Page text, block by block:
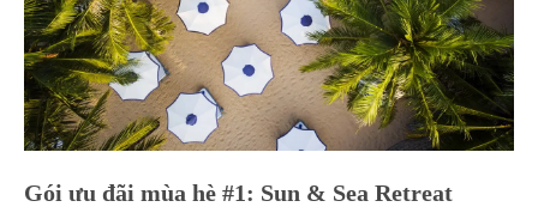
Gói ưu đãi mùa hè #1: Sun & Sea Retreat